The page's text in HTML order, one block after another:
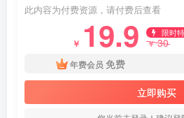
此内容为付费资源，请付费后查看
￥ 19.9 限时
￥30
年费会员 免费
立即购买